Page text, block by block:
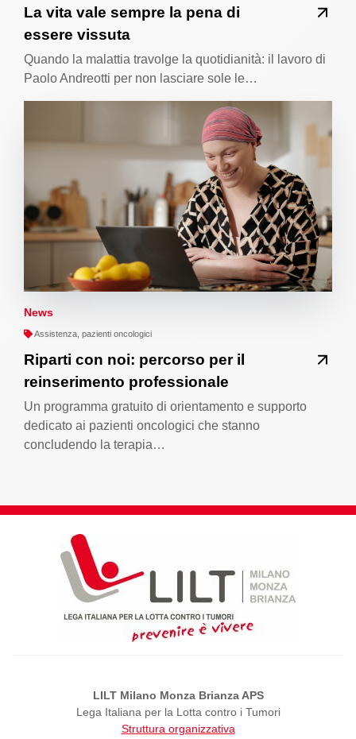
La vita vale sempre la pena di
essere vissuta
Quando la malattia travolge la quotidianità: il lavoro di
Paolo Andreotti per non lasciare sole le…
News
Assistenza, pazienti oncologici
Riparti con noi: percorso per il
reinserimento professionale
Un programma gratuito di orientamento e supporto
dedicato ai pazienti oncologici che stanno
concludendo la terapia…
LILT Milano Monza Brianza APS
Lega Italiana per la Lotta contro i Tumori
Struttura organizzativa